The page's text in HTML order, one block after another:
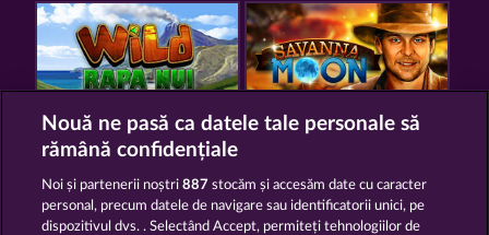
WILD RAPA NUI SAVANNA MOON
Nouă ne pasă ca datele tale personale să
rămână confidențiale
Noi și partenerii noștri887 stocăm și accesăm date cu caracter
personal, precum datele de navigare sau identificatorii unici, pe
dispozitivul dvs. . Selectând Accept, permiteți tehnologiilor de